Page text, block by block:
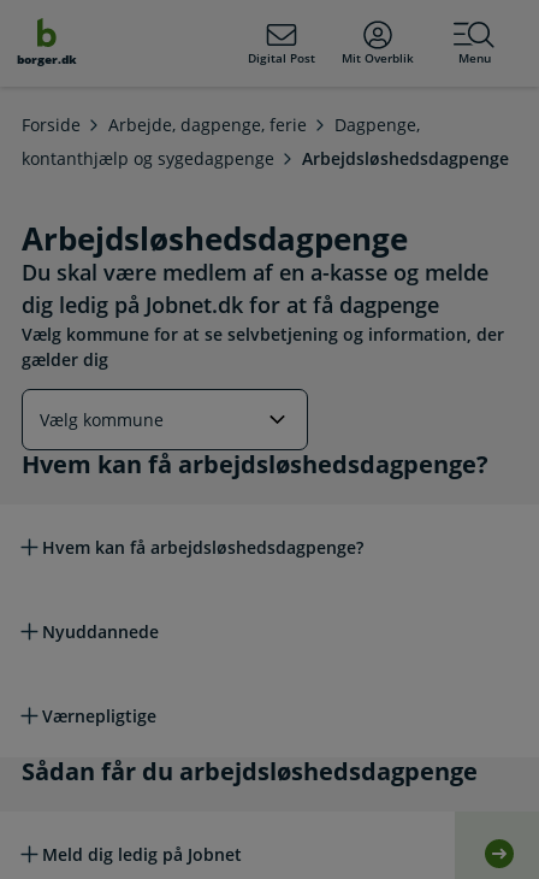
borger.dk Digital Post Mit Overblik Menu
Forside Arbejde, dagpenge, ferie
Dagpenge,
kontanthjælp og sygedagpenge
Arbejdsløshedsdagpenge
Arbejdsløshedsdagpenge
Du skal være medlem af en a-kasse og melde
dig ledig på Jobnet.dk for at få dagpenge
Vælg kommune for at se selvbetjening og information, der
gælder dig
Hvem kan få arbejdsløshedsdagpenge?
Hvem kan få arbejdsløshedsdagpenge?
Hvem kan få arbejdsløshedsdagpenge?
Nyuddannede
Værnepligtige
Sådan får du arbejdsløshedsdagpenge
Sådan får du arbejdsløshedsdagpenge
Meld dig ledig på Jobnet